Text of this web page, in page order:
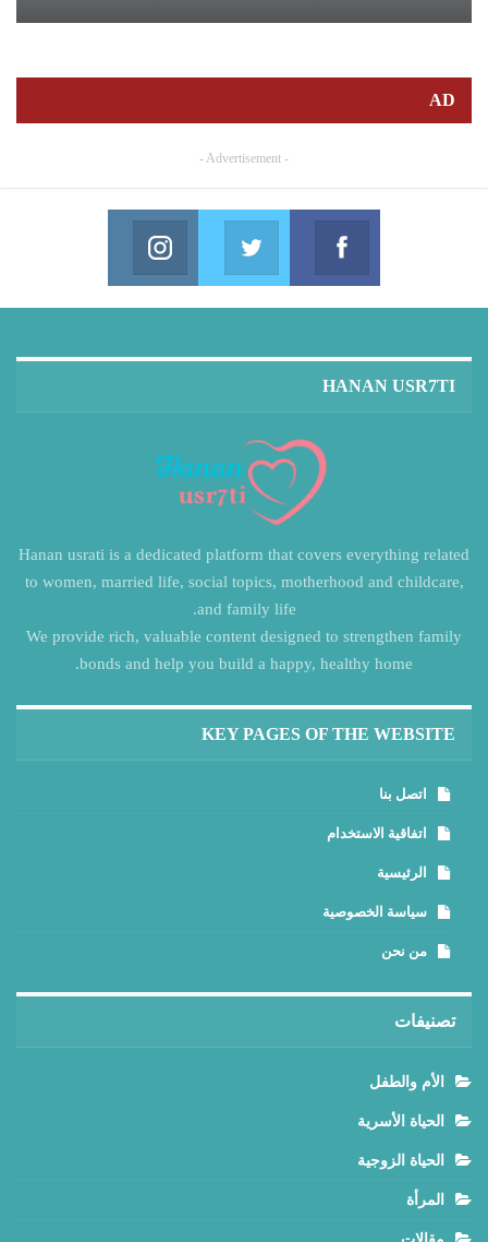
AD
- Advertisement -
Facebook
Join us on Facebook
Twitter
Join us on Twitter
HANAN USR7TI
Hanan usrati is a dedicated platform that covers everything related
to women, married life, social topics, motherhood and childcare,
and family life.
We provide rich, valuable content designed to strengthen family
bonds and help you build a happy, healthy home.
KEY PAGES OF THE WEBSITE
اتصل بنا
اتفاقية الاستخدام
الرئيسية
سياسة الخصوصية
من نحن
تصنيفات
الأم والطفل
الحياة الأسرية
الحياة الزوجية
المرأة